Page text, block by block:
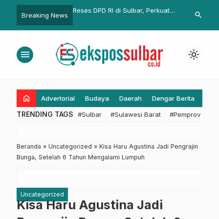
Breaking News
Reses DPD RI di Sulbar, Perkuat
SDM Unggul dan Berkarakter
Jumat
Aktivitas
search
menu light_mode
home Advertorial Budaya Daerah Dengar Berita
TRENDING TAGS #Sulbar #Sulawesi Barat #Pemprov
Beranda » Uncategorized » Kisa Haru Agustina Jadi Pengrajin
Bunga, Setelah 6 Tahun Mengalami Lumpuh
Uncategorized
Kisa Haru Agustina Jadi